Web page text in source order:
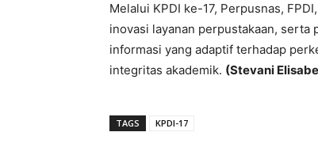
Melalui KPDI ke-17, Perpusnas,
inovasi layanan perpustakaan, serta
informasi yang adaptif terhadap
integritas akademik. (Stevani
TAGS KPDI-17